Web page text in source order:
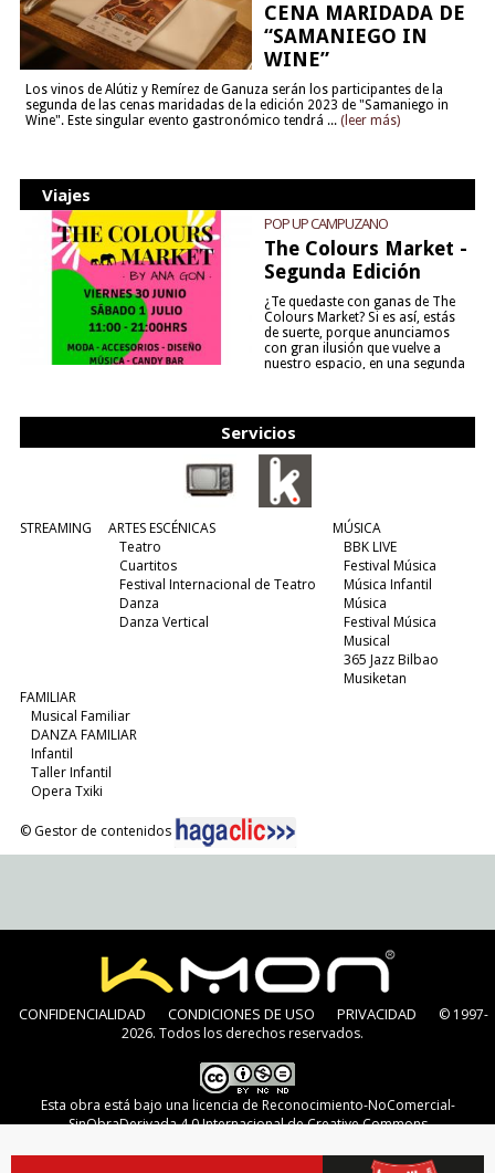
CENA MARIDADA DE
“SAMANIEGO IN
WINE”
Los vinos de Alútiz y Remírez de Ganuza serán los participantes de la
segunda de las cenas maridadas de la edición 2023 de "Samaniego in
Wine". Este singular evento gastronómico tendrá ... (leer más)
Viajes
POP UP CAMPUZANO
The Colours Market -
Segunda Edición
¿Te quedaste con ganas de The
Colours Market? Si es así, estás
de suerte, porque anunciamos
con gran ilusión que vuelve a
nuestro espacio, en una segunda
Servicios
STREAMING
ARTES ESCÉNICAS
Teatro
Cuartitos
Festival Internacional de Teatro
Danza
Danza Vertical
MÚSICA
BBK LIVE
Festival Música
Música Infantil
Música
Festival Música
Musical
365 Jazz Bilbao
Musiketan
FAMILIAR
Musical Familiar
DANZA FAMILIAR
Infantil
Taller Infantil
Opera Txiki
© Gestor de contenidos
CONFIDENCIALIDAD CONDICIONES DE USO PRIVACIDAD
© 1997-
2026. Todos los derechos reservados.
Esta obra está bajo una licencia de Reconocimiento-NoComercial-
SinObraDerivada 4.0 Internacional de Creative Commons